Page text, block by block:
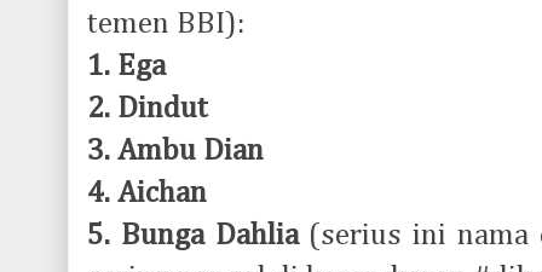
temen BBI):
1. Ega
2. Dindut
3. Ambu Dian
4. Aichan
5. Bunga Dahlia(serius ini nama